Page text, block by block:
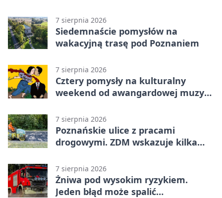
7 sierpnia 2026
Siedemnaście pomysłów na
wakacyjną trasę pod Poznaniem
7 sierpnia 2026
Cztery pomysły na kulturalny
weekend od awangardowej muzyki
7 sierpnia 2026
Poznańskie ulice z pracami
drogowymi. ZDM wskazuje kilka
7 sierpnia 2026
Żniwa pod wysokim ryzykiem.
Jeden błąd może spalić